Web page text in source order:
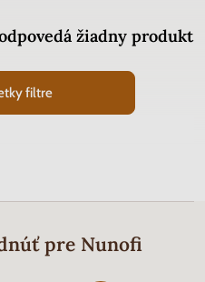
žiadny produkt
filtre
pre Nunofi